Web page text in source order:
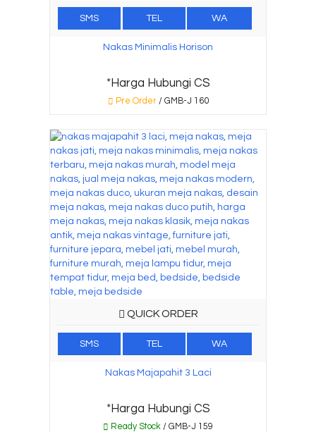
SMS TEL WA
Nakas Minimalis Horison
*Harga Hubungi CS
Pre Order/ GMB-J 160
QUICK ORDER
SMS TEL WA
Nakas Majapahit 3 Laci
*Harga Hubungi CS
Ready Stock / GMB-J 159